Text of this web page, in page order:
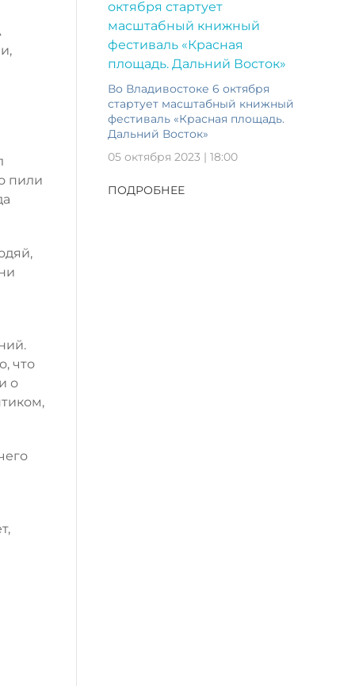
пили
что
о
Во Владивостоке 6 октября
стартует масштабный книжный
фестиваль «Красная площадь.
Дальний Восток»
05 октября 2023 | 18:00
ПОДРОБНЕЕ